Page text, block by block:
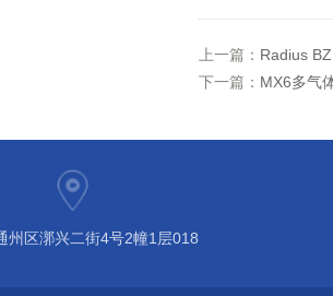
上一篇： Radius
下一篇： MX6多气
州区漷兴二街4号2幢1层018